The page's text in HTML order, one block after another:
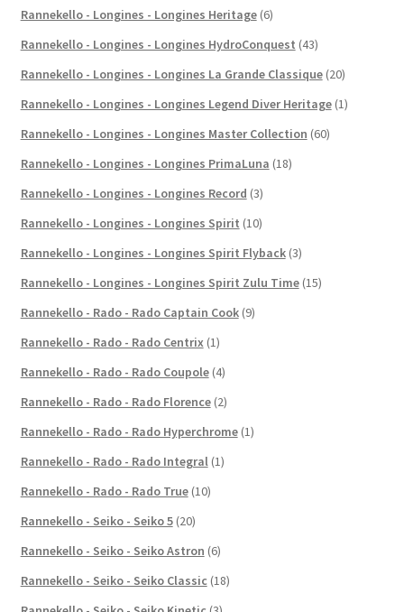
Rannekello - Longines - Longines Heritage (6)
Rannekello - Longines - Longines HydroConquest (43)
Rannekello - Longines - Longines La Grande Classique (20)
Rannekello - Longines - Longines Legend Diver Heritage (1)
Rannekello - Longines - Longines Master Collection (60)
Rannekello - Longines - Longines PrimaLuna (18)
Rannekello - Longines - Longines Record (3)
Rannekello - Longines - Longines Spirit (10)
Rannekello - Longines - Longines Spirit Flyback (3)
Rannekello - Longines - Longines Spirit Zulu Time (15)
Rannekello - Rado - Rado Captain Cook (9)
Rannekello - Rado - Rado Centrix (1)
Rannekello - Rado - Rado Coupole (4)
Rannekello - Rado - Rado Florence (2)
Rannekello - Rado - Rado Hyperchrome (1)
Rannekello - Rado - Rado Integral (1)
Rannekello - Rado - Rado True (10)
Rannekello - Seiko - Seiko 5 (20)
Rannekello - Seiko - Seiko Astron (6)
Rannekello - Seiko - Seiko Classic (18)